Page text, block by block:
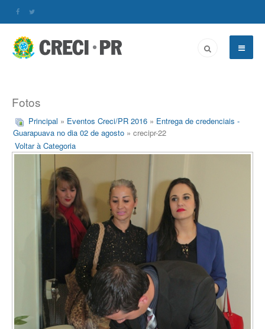
Fotos
Principal » Eventos Creci/PR 2016 » Entrega de credenciais -
Guarapuava no dia 02 de agosto » crecipr-22
Voltar à Categoria